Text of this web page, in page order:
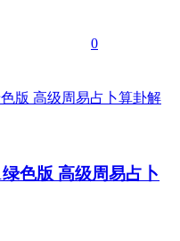
0
绿色版 高级周易占卜